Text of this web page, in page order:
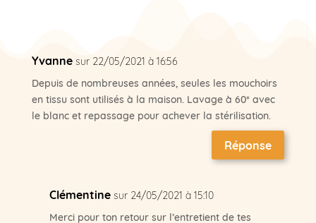
Yvanne sur 22/05/2021 à 16:56
Depuis de nombreuses années, seules les mouchoirs
en tissu sont utilisés à la maison. Lavage à 60* avec
le blanc et repassage pour achever la stérilisation.
Réponse
Clémentine sur 24/05/2021 à 15:10
Merci pour ton retour sur l’entretient de tes